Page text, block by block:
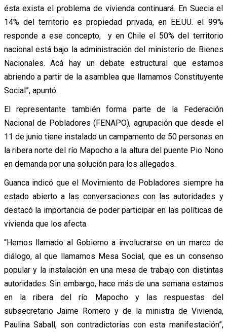
ésta exista el problema de vivienda continuará. En Suecia el
14% del territorio es propiedad privada, en EE.UU. el 99%
responde a ese concepto, y en Chile el 50% del territorio
nacional está bajo la administración del ministerio de Bienes
Nacionales. Acá hay un debate estructural que estamos
abriendo a partir de la asamblea que llamamos Constituyente
Social”, apuntó.
El representante también forma parte de la Federación
Nacional de Pobladores (FENAPO), agrupación que desde el
11 de junio tiene instalado un campamento de 50 personas en
la ribera norte del río Mapocho a la altura del puente Pio Nono
en demanda por una solución para los allegados.
Guanca indicó que el Movimiento de Pobladores siempre ha
estado abierto a las conversaciones con las autoridades y
destacó la importancia de poder participar en las políticas de
vivienda que los afecta.
“Hemos llamado al Gobierno a involucrarse en un marco de
diálogo, al que llamamos Mesa Social, que es un consenso
popular y la instalación en una mesa de trabajo con distintas
autoridades. Sin embargo, hace más de una semana estamos
en la ribera del río Mapocho y las respuestas del
subsecretario Jaime Romero y de la ministra de Vivienda,
Paulina Saball, son contradictorias con esta manifestación”,